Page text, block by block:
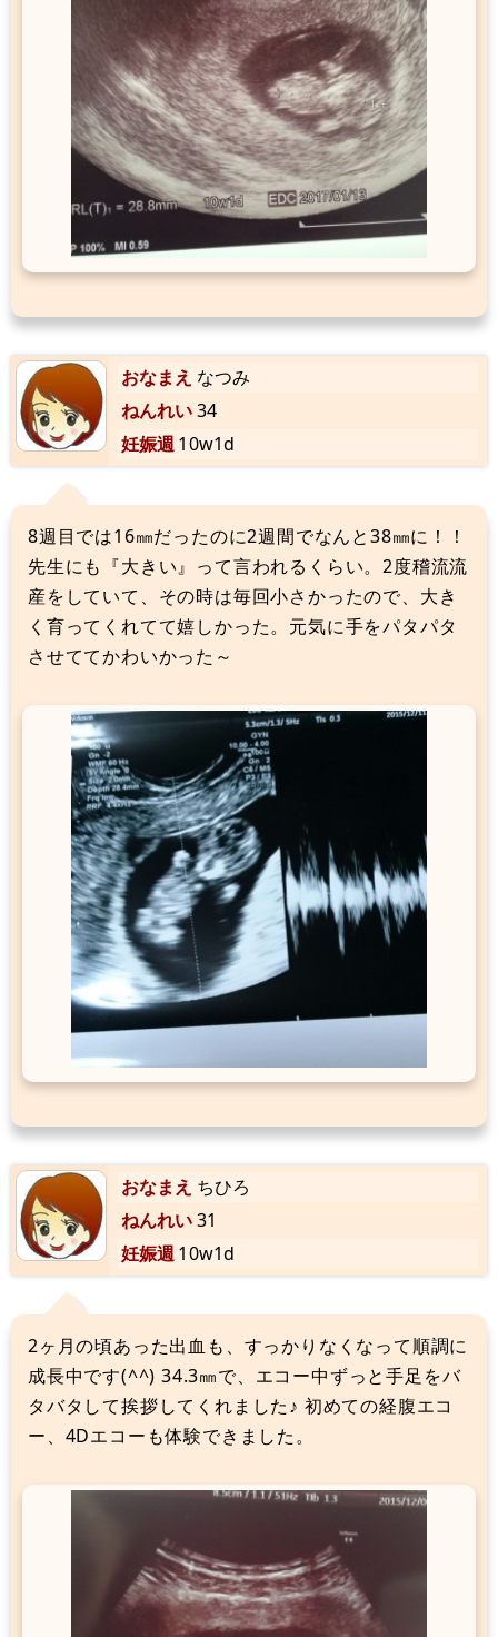
おなまえ なつみ
ねんれい34
妊娠週10w1d
8週目では16㎜だったのに2週間でなんと38㎜に！！
先生にも『大きい』って言われるくらい。2度稽流流
産をしていて、その時は毎回小さかったので、大き
く育ってくれてて嬉しかった。元気に手をパタパタ
させててかわいかった～
おなまえ ちひろ
ねんれい31
妊娠週10w1d
2ヶ月の頃あった出血も、すっかりなくなって順調に
成長中です(^^) 34.3㎜で、エコー中ずっと手足をバ
タバタして挨拶してくれました♪ 初めての経腹エコ
ー、4Dエコーも体験できました。